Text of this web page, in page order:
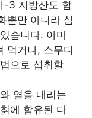
-3 지방산도 함
뿐만 아니라 심
습니다. 아마
먹거나, 스무디
으로 섭취할
열을 내리는
에 함유된 다